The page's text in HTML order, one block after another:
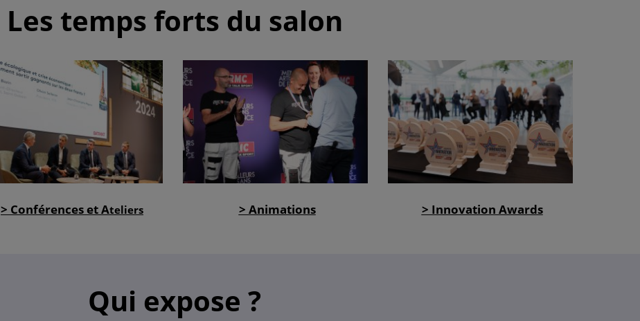
Les temps forts du salon
> Conférences et Ateliers > Animations > Innovation Awards
Qui expose ?